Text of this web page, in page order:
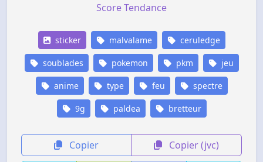
Score Tendance
sticker malvalame ceruledge
soublades pokemon pkm jeu
anime type feu spectre
9g paldea bretteur
Copier Copier (jvc)